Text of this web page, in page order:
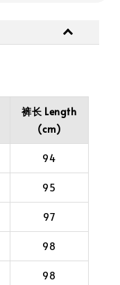
裤长 Length
(cm)
94
95
97
98
98